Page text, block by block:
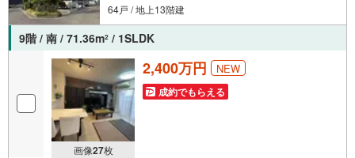
64戸 / 地上13階建
9階 / 南 / 71.36m2 / 1SLDK
画像27枚
2,400万円 NEW
成約でもらえる